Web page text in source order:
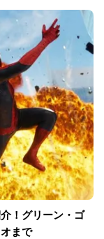
！グリーン・ゴ
まで